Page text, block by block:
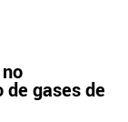
gases de